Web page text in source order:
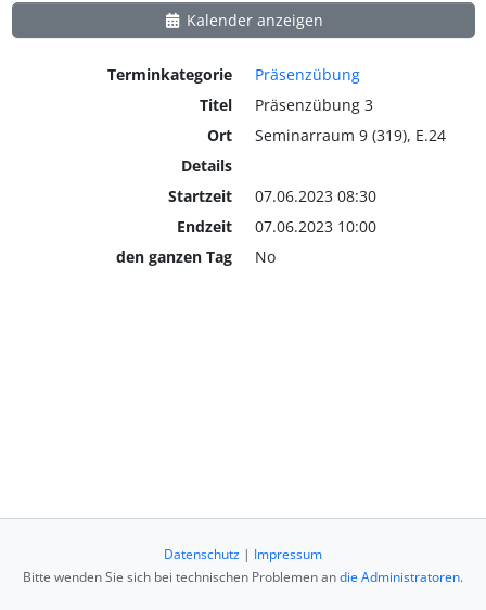
Kalender anzeigen
Terminkategorie
Präsenzübung
Titel
Präsenzübung 3
Ort
Seminarraum 9 (319), E.24
Details
Startzeit
07.06.2023 08:30
Endzeit
07.06.2023 10:00
den ganzen Tag
No
Datenschutz | Impressum
Bitte wenden Sie sich bei technischen Problemen andie Administratoren.